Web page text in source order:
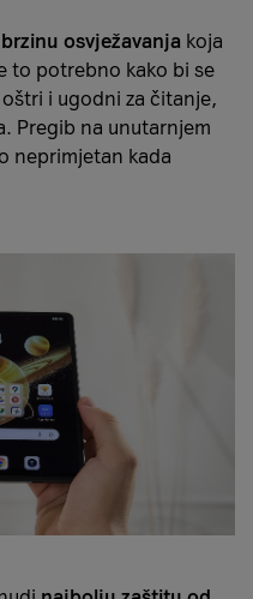
osvježavanja koja
to potrebno kako bi se
i ugodni za čitanje,
Pregib na unutarnjem
neprimjetan kada